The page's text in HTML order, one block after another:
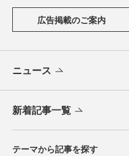
広告掲載のご案内
ニュース
新着記事一覧
テーマから記事を探す